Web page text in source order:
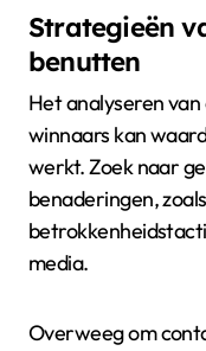
Strategieën
benutten
Het analyseren
winnaars kan
werkt. Zoek naar
benaderingen,
media.
Overweeg om